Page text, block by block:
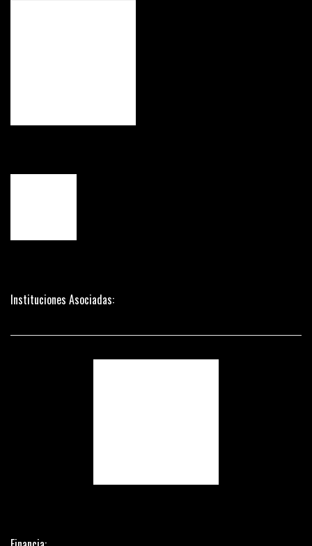
Instituciones Asociadas: